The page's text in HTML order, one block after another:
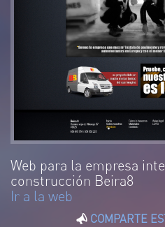
Web para la empresa
construcción Beira8
Ir a la web
COMPARTE